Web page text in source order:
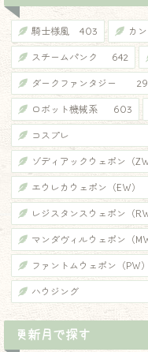
騎士様風 403 カ
スチームパンク 642
ダークファンタジー
ロボット機械系 603
コスプレ
ゾディアックウェポン（ZW
エウレカウェポン（EW）
レジスタンスウェポン（RW
マンダヴィルウェポン（
ファントムウェポン（PW）
ハウジング
更新月で探す